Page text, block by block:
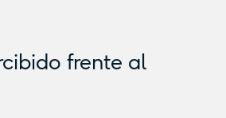
frente al